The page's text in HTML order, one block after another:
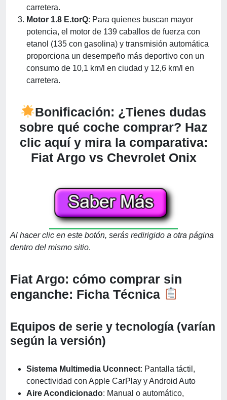
carretera.
Motor 1.8 E.torQ: Para quienes buscan mayor
potencia, el motor de 139 caballos de fuerza con
etanol (135 con gasolina) y transmisión automática
proporciona un desempeño más deportivo con un
consumo de 10,1 km/l en ciudad y 12,6 km/l en
carretera.
Bonificación: ¿Tienes dudas
sobre qué coche comprar? Haz
clic aquí y mira la comparativa:
Fiat Argo vs Chevrolet Onix
Al hacer clic en este botón, serás redirigido a otra página
dentro del mismo sitio.
Fiat Argo: cómo comprar sin
enganche: Ficha Técnica
Equipos de serie y tecnología (varían
según la versión)
Sistema Multimedia Uconnect: Pantalla táctil,
conectividad con Apple CarPlay y Android Auto
Aire Acondicionado: Manual o automático,